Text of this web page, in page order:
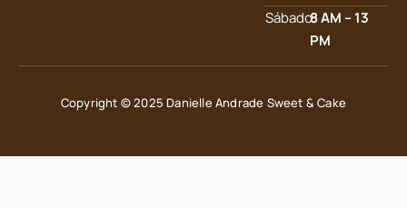
Sábado8 AM – 13
PM
Copyright © 2025 Danielle Andrade Sweet & Cake